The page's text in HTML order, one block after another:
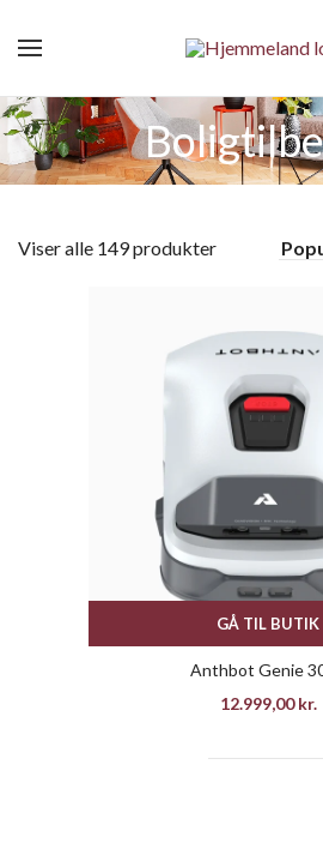
Viser alle 149 produkter
GÅ TIL BUTIK
Anthbot Genie
12.999,00kr.